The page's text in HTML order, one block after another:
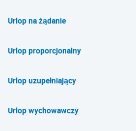
Urlop na żądanie
Urlop proporcjonalny
Urlop uzupełniający
Urlop wychowawczy